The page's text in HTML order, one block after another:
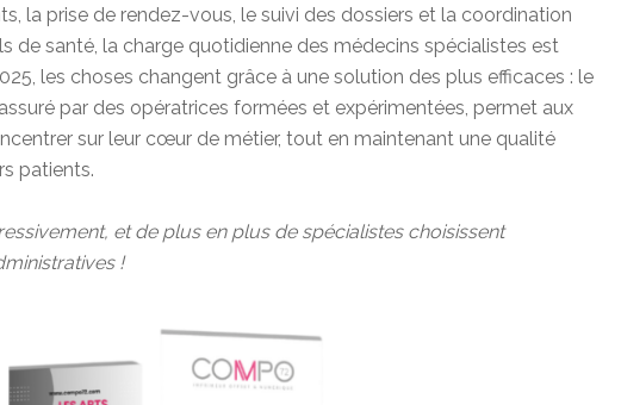
la prise de rendez-vous, le suivi des dossiers et la coordination
de santé, la charge quotidienne des médecins spécialistes est
les choses changent grâce à une solution des plus efficaces : le
par des opératrices formées et expérimentées, permet aux
sur leur cœur de métier, tout en maintenant une qualité
patients.
et de plus en plus de spécialistes choisissent
!